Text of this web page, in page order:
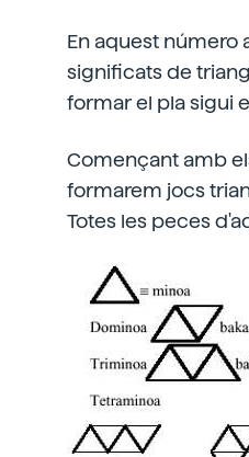
En aquest número
significats de
formar el pla sigui
Començant amb
formarem jocs
Totes les peces